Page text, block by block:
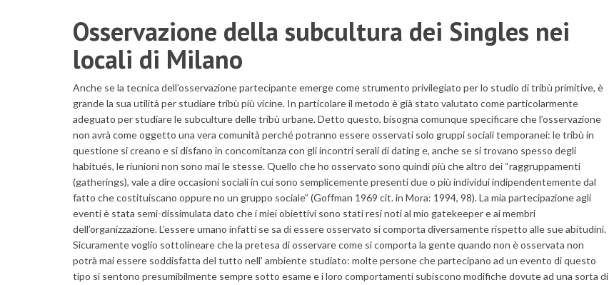
Osservazione della subcultura dei Singles nei
locali di Milano
Anche se la tecnica dell’osservazione partecipante emerge come strumento privilegiato per lo studio di tribù primitive, è
grande la sua utilità per studiare tribù più vicine. In particolare il metodo è già stato valutato come particolarmente
adeguato per studiare le subculture delle tribù urbane. Detto questo, bisogna comunque specificare che l’osservazione
non avrà come oggetto una vera comunità perché potranno essere osservati solo gruppi sociali temporanei: le tribù in
questione si creano e si disfano in concomitanza con gli incontri serali di dating e, anche se si trovano spesso degli
habitués, le riunioni non sono mai le stesse. Quello che ho osservato sono quindi più che altro dei “raggruppamenti
(gatherings), vale a dire occasioni sociali in cui sono semplicemente presenti due o più individui indipendentemente dal
fatto che costituiscano oppure no un gruppo sociale” (Goffman 1969 cit. in Mora: 1994, 98). La mia partecipazione agli
eventi è stata semi-dissimulata dato che i miei obiettivi sono stati resi noti al mio gatekeeper e ai membri
dell’organizzazione. L’essere umano infatti se sa di essere osservato si comporta diversamente rispetto alle sue abitudini.
Sicuramente voglio sottolineare che la pretesa di osservare come si comporta la gente quando non è osservata non
potrà mai essere soddisfatta del tutto nell’ ambiente studiato: molte persone che partecipano ad un evento di questo
tipo si sentono presumibilmente sempre sotto esame e i loro comportamenti subiscono modifiche dovute ad una sorta di